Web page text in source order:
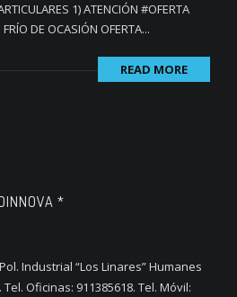
1) ATENCIÓN #OFERTA
DE OCASIÓN OFERTA...
READ MORE
*
Industrial “Los Linares” Humanes
Tel. Oficinas: 911385618. Tel. Móvil: